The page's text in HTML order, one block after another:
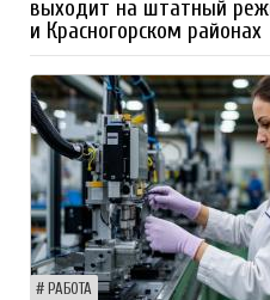
выходит на штатный
и Красногорском районах
РАБОТА